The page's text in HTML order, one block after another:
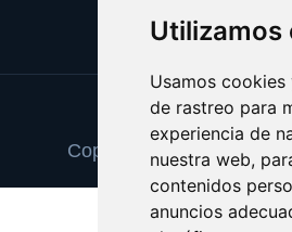
Utilizamos
Usamos
de rastreo para
experiencia de
nuestra web,
contenidos
anuncios
Update cookies
Copyright © 2025